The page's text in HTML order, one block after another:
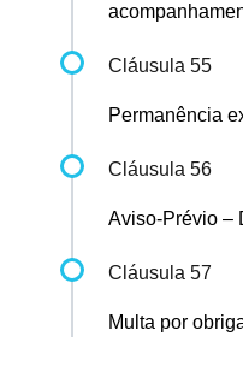
Cláusula 55
Permanência
Cláusula 56
Aviso-Prévio –
Cláusula 57
Multa por